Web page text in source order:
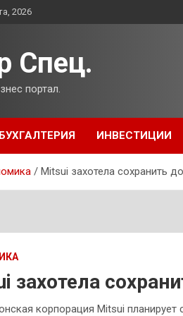
2026
Спец.
портал.
БУХГАЛТЕРИЯ ИНВЕСТИЦИИ
Mitsui захотела сохранить
захотела
корпорация Mitsui